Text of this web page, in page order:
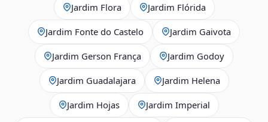
Jardim Flora Jardim Flórida
Jardim Fonte do Castelo Jardim Gaivota
Jardim Gerson França Jardim Godoy
Jardim Guadalajara Jardim Helena
Jardim Hojas Jardim Imperial